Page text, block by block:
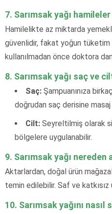
7. Sarımsak yağı
Hamilelikte az miktarda
güvenlidir, fakat yoğun
kullanılmadan önce doktora
8. Sarımsak yağı saç ve
Saç: Şampuanınıza
doğrudan saç derisine masaj
Cilt: Seyreltilmiş olarak
bölgelere uygulanabilir.
9. Sarımsak yağı nereden
Aktarlardan, doğal ürün
temin edilebilir. Saf ve
10. Sarımsak yağını